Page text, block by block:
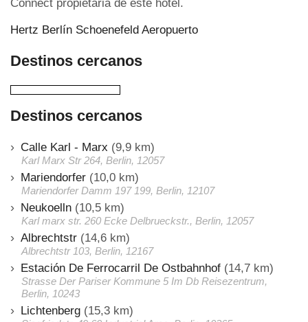
Connect propietaria de este hotel.
Hertz Berlín Schoenefeld Aeropuerto
Destinos cercanos
Destinos cercanos
Calle Karl - Marx (9,9 km)
Karl Marx Str 264, Berlin, 12057
Mariendorfer (10,0 km)
Mariendorfer Damm 197 199, Berlin, 12107
Neukoelln (10,5 km)
Karl marx str. 260 Ecke Delbrueckstr., Berlin, 12057
Albrechtstr (14,6 km)
Albrechtstr 103, Berlin, 12167
Estación De Ferrocarril De Ostbahnhof (14,7 km)
Strasse Der Pariser Kommune 5 Im Db Reisezentrum,
Berlin, 10243
Lichtenberg (15,3 km)